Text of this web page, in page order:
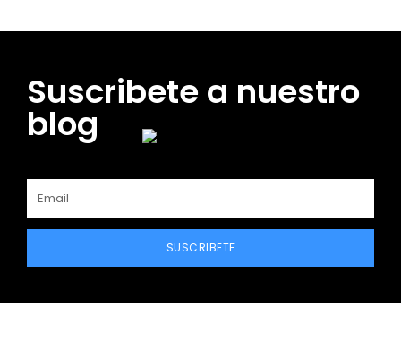
Suscribete a nuestro
blog
SUSCRIBETE